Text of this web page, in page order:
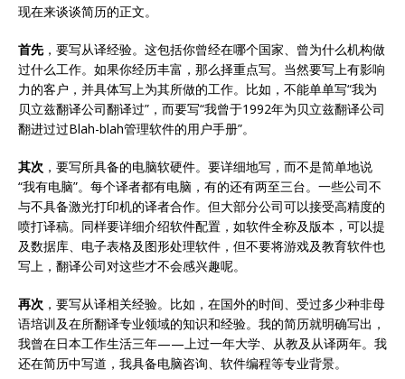
现在来谈谈简历的正文。
首先，要写从译经验。这包括你曾经在哪个国家、曾为什么机构做
过什么工作。如果你经历丰富，那么择重点写。当然要写上有影响
力的客户，并具体写上为其所做的工作。比如，不能单单写“我为
贝立兹翻译公司翻译过”，而要写“我曾于1992年为贝立兹翻译公司
翻进过过Blah-blah管理软件的用户手册”。
其次 ，要写所具备的电脑软硬件。要详细地写，而不是简单地说
“我有电脑”。每个译者都有电脑，有的还有两至三台。一些公司不
与不具备激光打印机的译者合作。但大部分公司可以接受高精度的
喷打译稿。同样要详细介绍软件配置，如软件全称及版本，可以提
及数据库、电子表格及图形处理软件，但不要将游戏及教育软件也
写上，翻译公司对这些才不会感兴趣呢。
再次 ，要写从译相关经验。比如，在国外的时间、受过多少种非母
语培训及在所翻译专业领域的知识和经验。我的简历就明确写出，
我曾在日本工作生活三年——上过一年大学、从教及从译两年。我
还在简历中写道，我具备电脑咨询、软件编程等专业背景。